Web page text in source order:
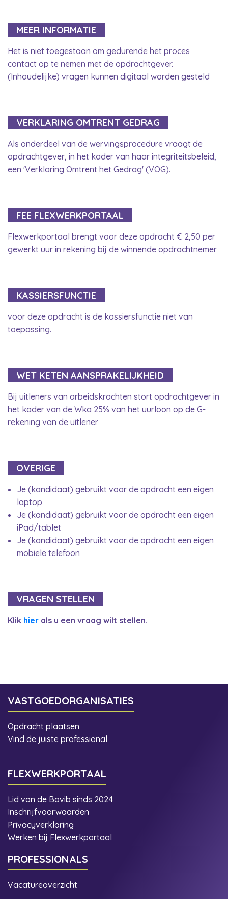
MEER INFORMATIE
Het is niet toegestaan om gedurende het proces
contact op te nemen met de opdrachtgever.
(Inhoudelijke) vragen kunnen digitaal worden gesteld
VERKLARING OMTRENT GEDRAG
Als onderdeel van de wervingsprocedure vraagt de
opdrachtgever, in het kader van haar integriteitsbeleid,
een 'Verklaring Omtrent het Gedrag' (VOG).
FEE FLEXWERKPORTAAL
Flexwerkportaal brengt voor deze opdracht € 2,50 per
gewerkt uur in rekening bij de winnende opdrachtnemer
KASSIERSFUNCTIE
voor deze opdracht is de kassiersfunctie niet van
toepassing.
WET KETEN AANSPRAKELIJKHEID
Bij uitleners van arbeidskrachten stort opdrachtgever in
het kader van de Wka 25% van het uurloon op de G-
rekening van de uitlener
OVERIGE
Je (kandidaat) gebruikt voor de opdracht een eigen
laptop
Je (kandidaat) gebruikt voor de opdracht een eigen
iPad/tablet
Je (kandidaat) gebruikt voor de opdracht een eigen
mobiele telefoon
VRAGEN STELLEN
Klik hier als u een vraag wilt stellen.
VASTGOEDORGANISATIES
Opdracht plaatsen
Vind de juiste professional
FLEXWERKPORTAAL
Lid van de Bovib sinds 2024
Inschrijfvoorwaarden
Privacyverklaring
Werken bij Flexwerkportaal
PROFESSIONALS
Vacatureoverzicht